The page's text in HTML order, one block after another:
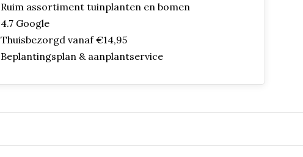
Ruim assortiment tuinplanten en bomen
4.7 Google
Thuisbezorgd vanaf €14,95
Beplantingsplan & aanplantservice